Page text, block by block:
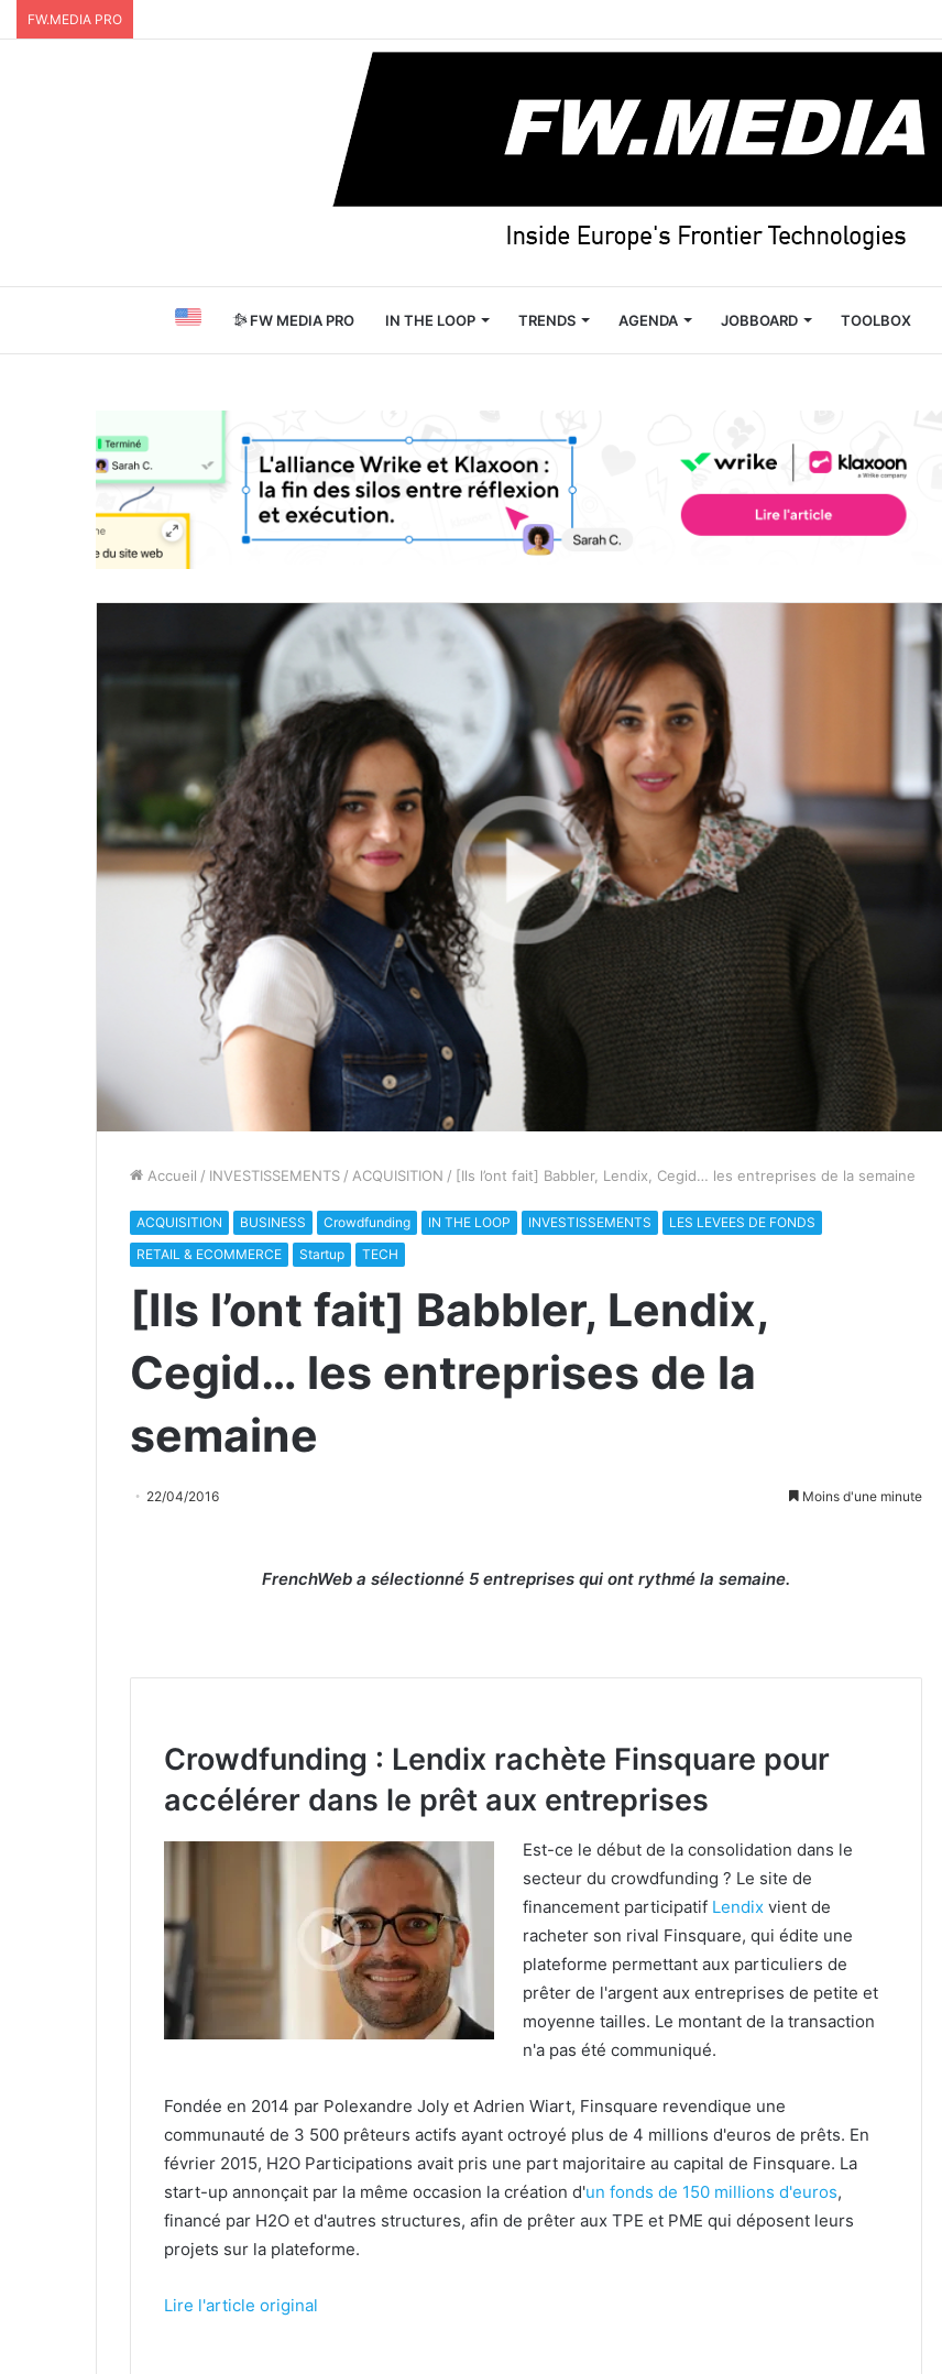
FW.MEDIA PRO
FW MEDIA PRO IN THE LOOP TRENDS AGENDA JOBBOARD TOOLBOX
Accueil / INVESTISSEMENTS / ACQUISITION / [Ils l’ont fait] Babbler, Lendix, Cegid… les entreprises de la semaine
ACQUISITION BUSINESS Crowdfunding IN THE LOOP INVESTISSEMENTS
LES LEVEES DE FONDS
RETAIL & ECOMMERCE
Startup TECH
[Ils l’ont fait] Babbler, Lendix,
Cegid… les entreprises de la
semaine
22/04/2016 Moins d'une minute
FrenchWeb a sélectionné 5 entreprises qui ont rythmé la semaine.
Crowdfunding : Lendix rachète Finsquare pour
accélérer dans le prêt aux entreprises
Est-ce le début de la consolidation dans le
secteur du crowdfunding ? Le site de
financement participatif Lendix vient de
racheter son rival Finsquare, qui édite une
plateforme permettant aux particuliers de
prêter de l'argent aux entreprises de petite et
moyenne tailles. Le montant de la transaction
n'a pas été communiqué.
Fondée en 2014 par Polexandre Joly et Adrien Wiart, Finsquare revendique une
communauté de 3 500 prêteurs actifs ayant octroyé plus de 4 millions d'euros de prêts. En
février 2015, H2O Participations avait pris une part majoritaire au capital de Finsquare. La
start-up annonçait par la même occasion la création d'un fonds de 150 millions d'euros,
financé par H2O et d'autres structures, afin de prêter aux TPE et PME qui déposent leurs
projets sur la plateforme.
Lire l'article original